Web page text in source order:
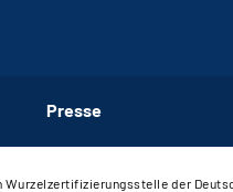
Presse
der